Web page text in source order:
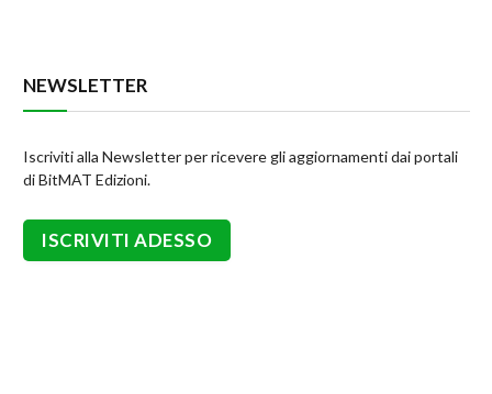
NEWSLETTER
Iscriviti alla Newsletter per ricevere gli aggiornamenti dai portali
di BitMAT Edizioni.